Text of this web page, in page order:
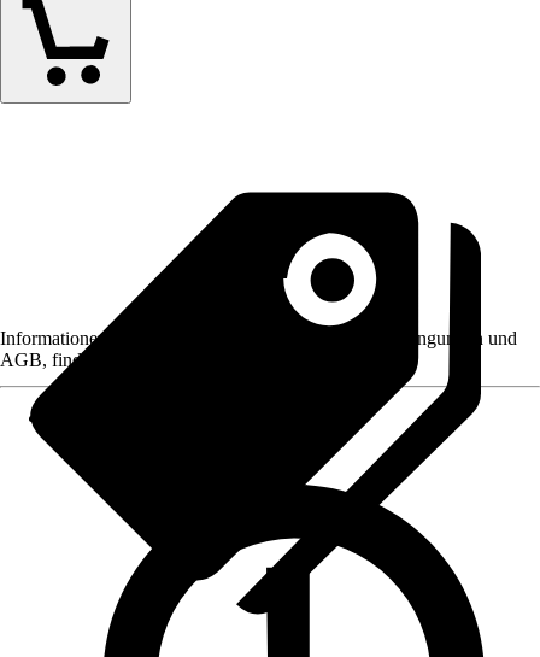
Informationen des Verkäufers, wie z. B. Rückgabebedingungen und
AGB, finden Sie bei Klick auf den Verkäufernamen.